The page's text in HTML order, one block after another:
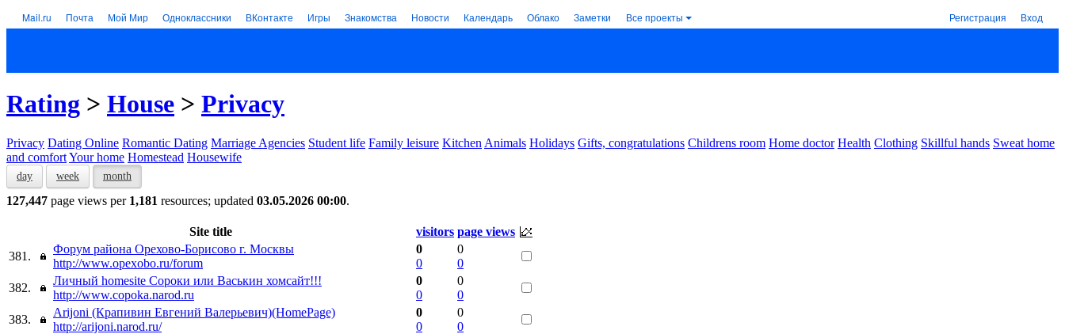
Mail.ru Почта Мой Мир Одноклассники ВКонтакте Игры Знакомства Новости Календарь Облако Заметки Все проекты Регистрация Вход
Rating > House > Privacy
Privacy Dating Online Romantic Dating Marriage Agencies Student life Family leisure Kitchen Animals Holidays Gifts, congratulations Childrens room Home doctor Health Clothing Skillful hands Sweat home
and comfortYour home Homestead Housewife
day week month
127,447 page views per 1,181 resources; updated 03.05.2026 00:00.
Site title visitors page views
381.
Форум района Орехово-Борисово г. Москвы
http://www.opexobo.ru/forum
0
0
0
0
382.
Личный homesite Cороки или Васькин хомсайт!!!
http://www.copoka.narod.ru
0
0
0
0
383.
Arijoni (Крапивин Евгений Валерьевич)(HomePage)
http://arijoni.narod.ru/
0
0
0
0